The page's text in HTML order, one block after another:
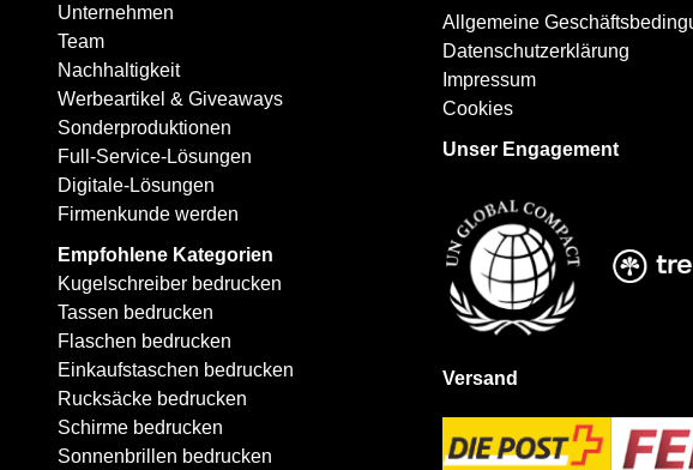
Unternehmen
Team
Nachhaltigkeit
Werbeartikel & Giveaways
Sonderproduktionen
Full-Service-Lösungen
Digitale-Lösungen
Firmenkunde werden
Empfohlene Kategorien
Kugelschreiber bedrucken
Tassen bedrucken
Flaschen bedrucken
Einkaufstaschen bedrucken
Rucksäcke bedrucken
Schirme bedrucken
Sonnenbrillen bedrucken
Allgemeine
Datenschutzerklärung
Impressum
Cookies
Unser Engagement
Versand